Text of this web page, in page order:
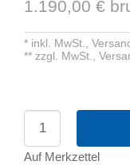
1.190,00 €
* inkl. MwSt.,
** zzgl. MwSt.,
Auf Merkzettel